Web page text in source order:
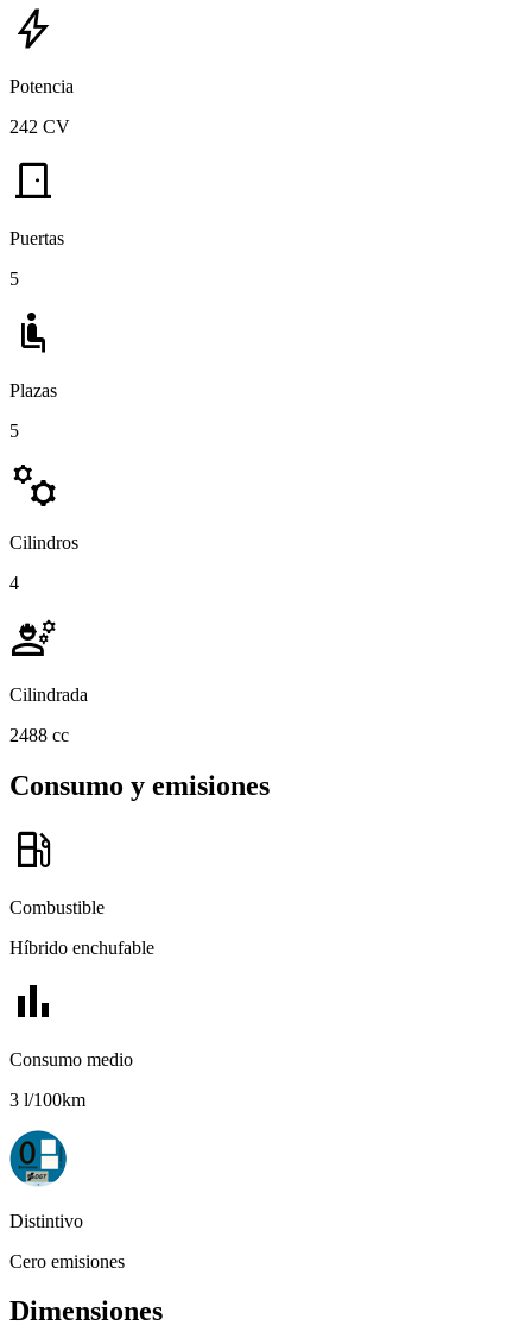
bolt
Potencia
242 CV
door_front
Puertas
5
airline_seat_recline_normal
Plazas
5
manufacturing
Cilindros
4
engineering
Cilindrada
2488 cc
Consumo y emisiones
local_gas_station
Combustible
Híbrido enchufable
bar_chart
Consumo medio
3 l/100km
Distintivo
Cero emisiones
Dimensiones